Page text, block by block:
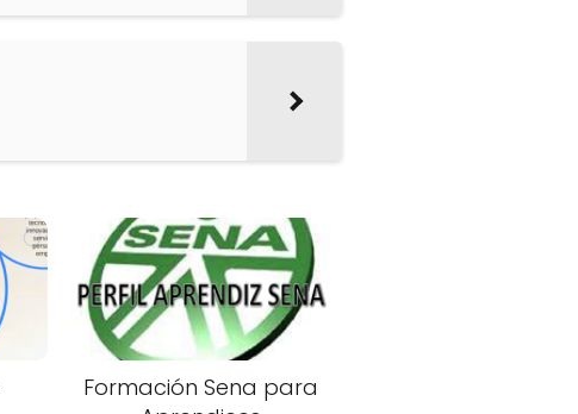
Formación Sena para